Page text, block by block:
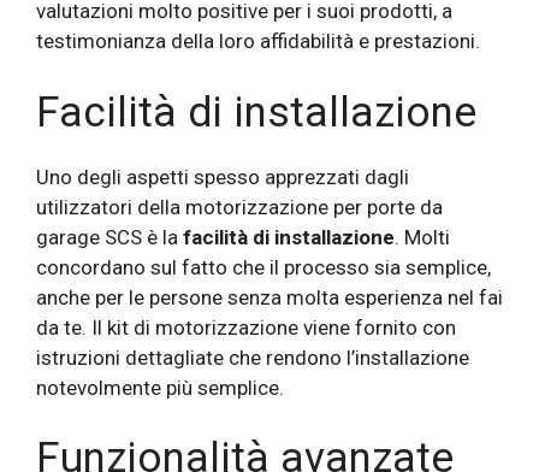
valutazioni molto positive per i suoi prodotti, a
testimonianza della loro affidabilità e prestazioni.
Facilità di installazione
Uno degli aspetti spesso apprezzati dagli
utilizzatori della motorizzazione per porte da
garage SCS è la facilità di installazione. Molti
concordano sul fatto che il processo sia semplice,
anche per le persone senza molta esperienza nel fai
da te. Il kit di motorizzazione viene fornito con
istruzioni dettagliate che rendono l’installazione
notevolmente più semplice.
Funzionalità avanzate